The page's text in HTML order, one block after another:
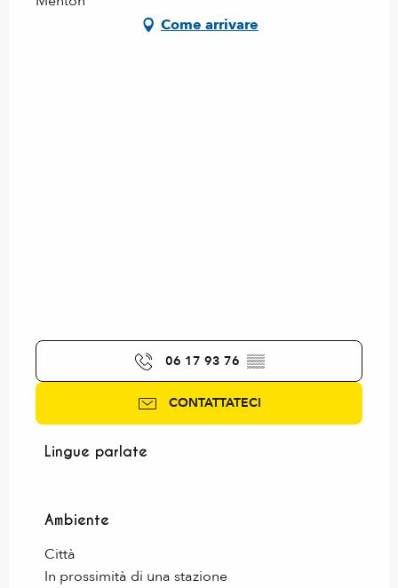
Come arrivare
06 17 93 76 ▒▒
CONTATTATECI
Lingue parlate
Lingue parlate
Ambiente
Ambiente
Città
In prossimità di una stazione